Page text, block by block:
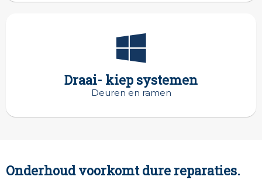
Draai- kiep systemen
Deuren en ramen
Onderhoud voorkomt dure reparaties.